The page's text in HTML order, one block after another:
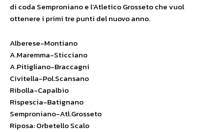
di coda Semproniano e l’Atletico Grosseto che vuol
ottenere i primi tre punti del nuovo anno.
Alberese-Montiano
A.Maremma-Sticciano
A.Pitigliano-Braccagni
Civitella-Pol.Scansano
Ribolla-Capalbio
Rispescia-Batignano
Semproniano-Atl.Grosseto
Riposa: Orbetello Scalo